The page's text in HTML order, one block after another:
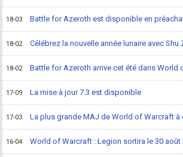
18-03 Battle for Azeroth est disponible en
18-02 Célébrez la nouvelle année lunaire avec Shu
18-02 Battle for Azeroth arrive cet été dans World
17-09 La mise à jour 7.3 est disponible
17-03 La plus grande MAJ de World of Warcraft à
16-04 World of Warcraft : Legion sortira le 30 août